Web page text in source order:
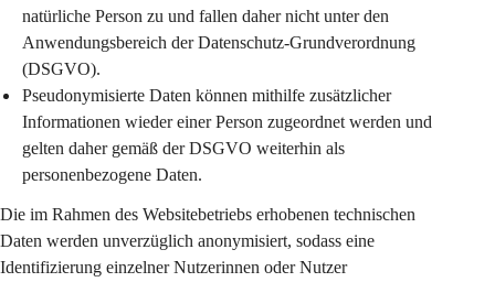
natürliche Person zu und fallen daher nicht unter den
Anwendungsbereich der Datenschutz-Grundverordnung
(DSGVO).
Pseudonymisierte Daten können mithilfe zusätzlicher
Informationen wieder einer Person zugeordnet werden und
gelten daher gemäß der DSGVO weiterhin als
personenbezogene Daten.
Die im Rahmen des Websitebetriebs erhobenen technischen
Daten werden unverzüglich anonymisiert, sodass eine
Identifizierung einzelner Nutzerinnen oder Nutzer